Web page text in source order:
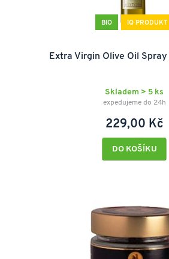
BIO IQ PRODUKT
Extra Virgin Olive Oil
Skladem > 5 ks
expedujeme do 24h
229,00 Kč
DO KOŠÍKU